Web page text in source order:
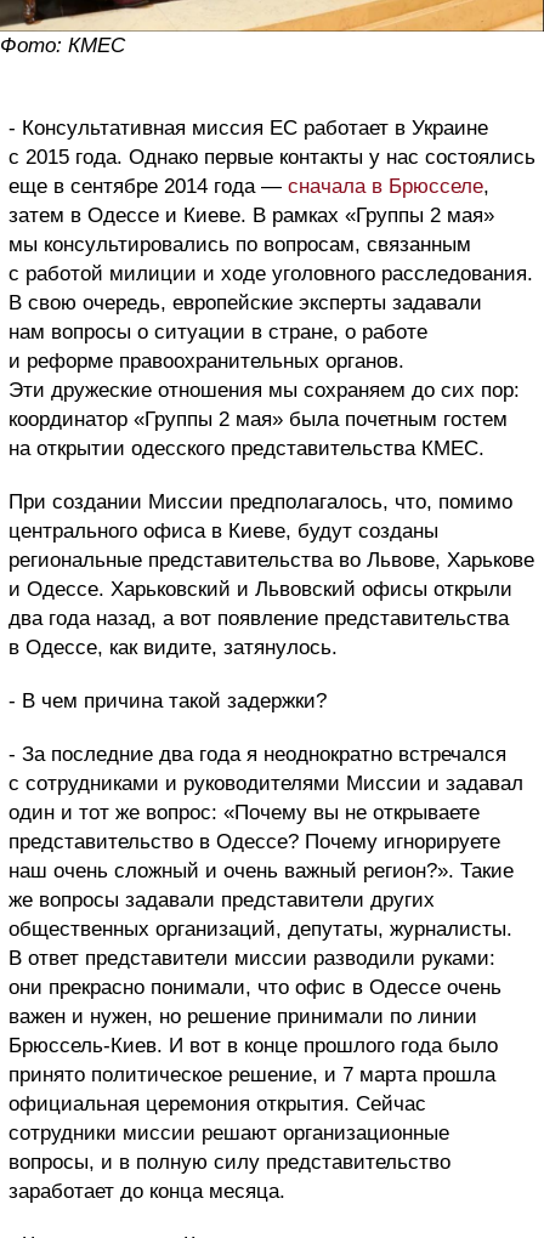
Фото: КМЕС
- Консультативная миссия ЕС работает в Украине
с 2015 года. Однако первые контакты у нас состоялись
еще в сентябре 2014 года — сначала в Брюсселе,
затем в Одессе и Киеве. В рамках «Группы 2 мая»
мы консультировались по вопросам, связанным
с работой милиции и ходе уголовного расследования.
В свою очередь, европейские эксперты задавали
нам вопросы о ситуации в стране, о работе
и реформе правоохранительных органов.
Эти дружеские отношения мы сохраняем до сих пор:
координатор «Группы 2 мая» была почетным гостем
на открытии одесского представительства КМЕС.
При создании Миссии предполагалось, что, помимо
центрального офиса в Киеве, будут созданы
региональные представительства во Львове, Харькове
и Одессе. Харьковский и Львовский офисы открыли
два года назад, а вот появление представительства
в Одессе, как видите, затянулось.
- В чем причина такой задержки?
- За последние два года я неоднократно встречался
с сотрудниками и руководителями Миссии и задавал
один и тот же вопрос: «Почему вы не открываете
представительство в Одессе? Почему игнорируете
наш очень сложный и очень важный регион?». Такие
же вопросы задавали представители других
общественных организаций, депутаты, журналисты.
В ответ представители миссии разводили руками:
они прекрасно понимали, что офис в Одессе очень
важен и нужен, но решение принимали по линии
Брюссель-Киев. И вот в конце прошлого года было
принято политическое решение, и 7 марта прошла
официальная церемония открытия. Сейчас
сотрудники миссии решают организационные
вопросы, и в полную силу представительство
заработает до конца месяца.